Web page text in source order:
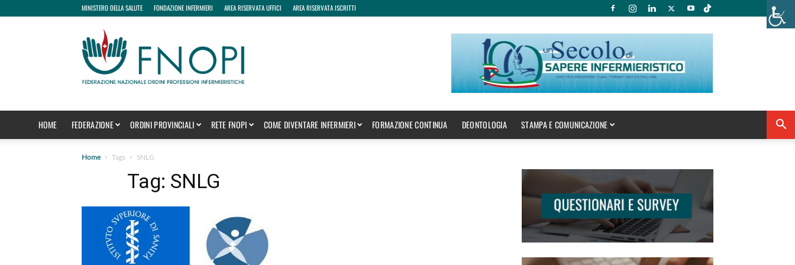
MINISTERO DELLA SALUTE FONDAZIONE INFERMIERI AREA RISERVATA UFFICI AREA RISERVATA ISCRITTI
HOME FEDERAZIONE ORDINI PROVINCIALI RETE FNOPI COME DIVENTARE INFERMIERI FORMAZIONE CONTINUA DEONTOLOGIA STAMPA E COMUNICAZIONE
Home Tags SNLG
Tag: SNLG